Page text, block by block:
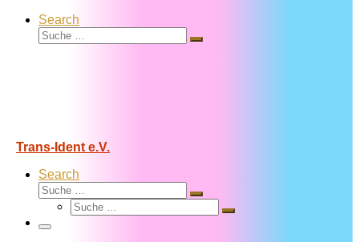
Search
Suche
Suche
Trans-Ident e.V.
Search
Suche
Suche
Suche
Suche
Menü